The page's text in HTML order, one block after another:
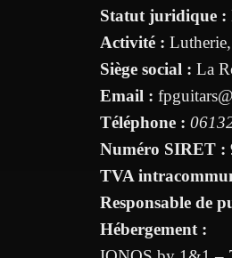
Statut juridique :
Activité :
Siège social : La
Email :
Téléphone :
Numéro SIRET :
TVA
Responsable de
Hébergement :